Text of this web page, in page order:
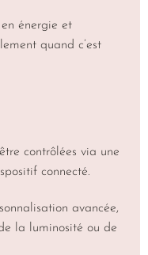
en énergie et
quand c’est
contrôlées via une
connecté.
avancée,
la luminosité ou de